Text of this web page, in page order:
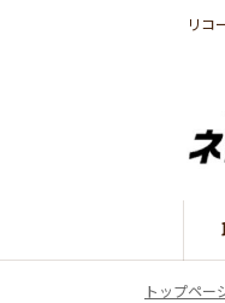
リコ
トップペー